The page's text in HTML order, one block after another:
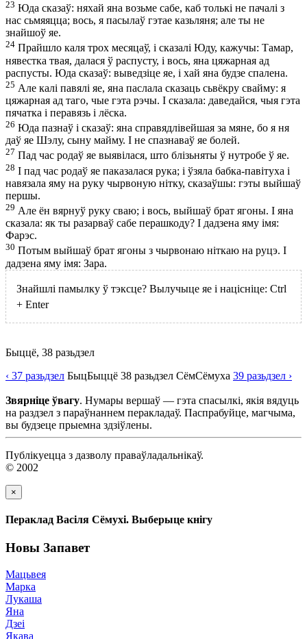
23 Юда сказаў: няхай яна возьме сабе, каб толькі не пачалі з
нас сьмяяцца; вось, я пасылаў гэтае казьляня; але ты не
знайшоў яе.
24 Прайшло каля трох месяцаў, і сказалі Юду, кажучы: Тамар,
нявестка твая, далася ў распусту, і вось, яна цяжарная ад
распусты. Юда сказаў: выведзіце яе, і хай яна будзе спалена.
25 Але калі павялі яе, яна паслала сказаць сьвёкру свайму: я
цяжарная ад таго, чые гэта рэчы. І сказала: даведайся, чыя гэта
пячатка і перавязь і лёска.
26 Юда пазнаў і сказаў: яна справядлівейшая за мяне, бо я ня
даў яе Шэлу, сыну майму. І не спазнаваў яе болей.
27 Пад час родаў яе выявілася, што блізьняты ў нутробе ў яе.
28 І пад час родаў яе паказалася рука; і ўзяла бабка-павітуха і
навязала яму на руку чырвоную нітку, сказаўшы: гэты выйшаў
першы.
29 Але ён вярнуў руку сваю; і вось, выйшаў брат ягоны. І яна
сказала: як ты разарваў сабе перашкоду? І дадзена яму імя:
Фарэс.
30 Потым выйшаў брат ягоны з чырвонаю ніткаю на руцэ. І
дадзена яму імя: Зара.
Знайшлі памылку ў тэксце? Вылучыце яе і націсніце: Ctrl
+ Enter
Быццё, 38 разьдзел
‹ 37 разьдзел БыцБыццё 38 разьдзел СёмСёмуха 39 разьдзел ›
Звярніце ўвагу. Нумары вершаў — гэта спасылкі, якія вядуць
на раздзел з параўнаннем перакладаў. Паспрабуйце, магчыма,
вы будзеце прыемна здзіўлены.
Публікуецца з дазволу праваўладальнікаў.
© 2002
×
Пераклад Васіля Сёмухі. Выберыце кнігу
Новы Запавет
Мацьвея
Марка
Лукаша
Яна
Дзеі
Якава